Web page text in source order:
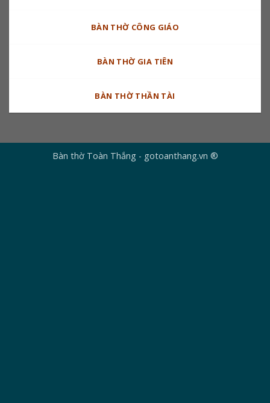
BÀN THỜ CÔNG GIÁO
BÀN THỜ GIA TIÊN
BÀN THỜ THẦN TÀI
Bàn thờ Toàn Thắng - gotoanthang.vn ®